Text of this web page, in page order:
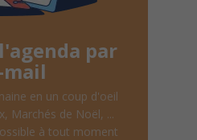
par
mail
en un coup d'oeil
Marchés de Noël, ...
à tout moment